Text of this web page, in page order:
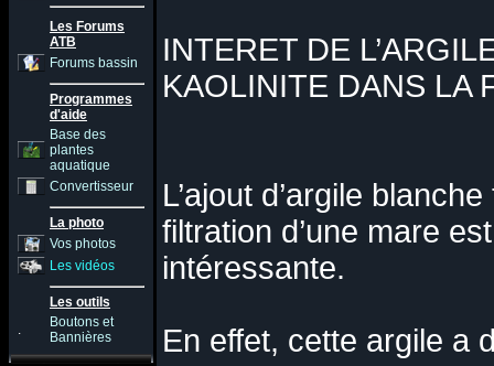
Les Forums
ATB
Forums bassin
Programmes
d'aide
Base des
plantes
aquatique
Convertisseur
La photo
Vos photos
Les vidéos
Les outils
.
Boutons et
Bannières
INTERET DE
KAOLINITE DANS LA
L’ajout d’argile
filtration d’une mare
intéressante.
En effet, cette argile a